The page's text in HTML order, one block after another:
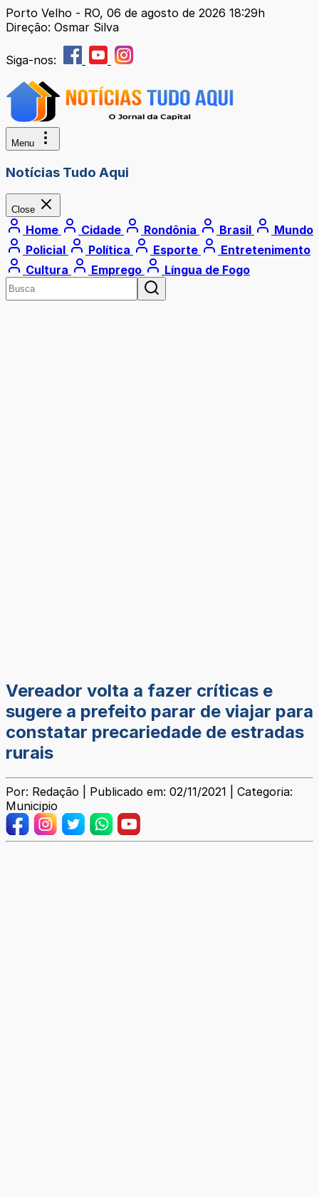
Porto Velho - RO, 06 de agosto de 2026 18:29h
Direção: Osmar Silva
Siga-nos:
Menu
Notícias Tudo Aqui
Close
Home Cidade Rondônia Brasil
Mundo
Policial
Política Esporte
Entretenimento
Cultura
Emprego Língua de Fogo
Vereador volta a fazer críticas e
sugere a prefeito parar de viajar para
constatar precariedade de estradas
rurais
Por: Redação | Publicado em: 02/11/2021 | Categoria:
Municipio